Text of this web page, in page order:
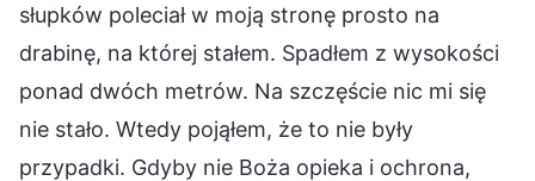
słupków poleciał w moją stronę prosto na
drabinę, na której stałem. Spadłem z wysokości
ponad dwóch metrów. Na szczęście nic mi się
nie stało. Wtedy pojąłem, że to nie były
przypadki. Gdyby nie Boża opieka i ochrona,